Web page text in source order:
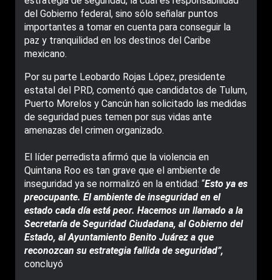
del Gobierno federal, sino sólo señalar puntos
importantes a tomar en cuenta para conseguir la
paz y tranquilidad en los destinos del Caribe
mexicano.
Por su parte Leobardo Rojas López, presidente
estatal del PRD, comentó que candidatos de Tulum,
Puerto Morelos y Cancún han solicitado las medidas
de seguridad pues temen por sus vidas ante
amenazas del crimen organizado.
El líder perredista afirmó que la violencia en
Quintana Roo es tan grave que el ambiente de
inseguridad ya se normalizó en la entidad: “Esto ya es
preocupante. El ambiente de inseguridad en el
estado cada día está peor. Hacemos un llamado a la
Secretaría de Seguridad Ciudadana, al Gobierno del
Estado, al Ayuntamiento Benito Juárez a que
reconozcan su estrategia fallida de seguridad”,
concluyó